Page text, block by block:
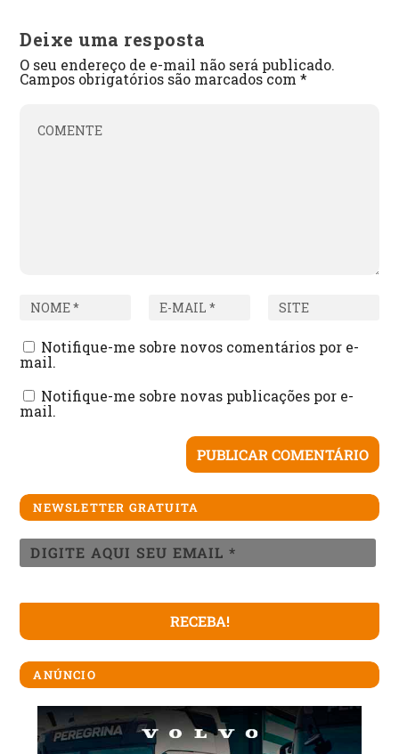
Deixe uma resposta
O seu endereço de e-mail não será publicado.
Campos obrigatórios são marcados com*
Notifique-me sobre novos comentários por e-
mail.
Notifique-me sobre novas publicações por e-
mail.
NEWSLETTER GRATUITA
ANÚNCIO